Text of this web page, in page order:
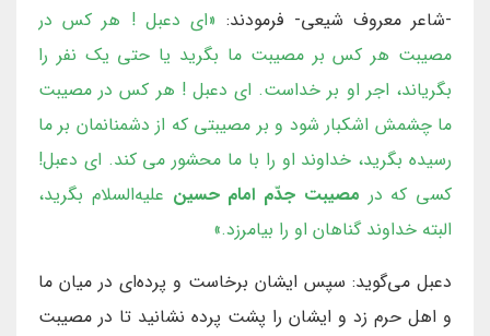
-شاعر معروف شیعی- فرمودند: «اى دعبل ! هر كس در
مصيبت هر كس بر مصيبت ما بگريد يا حتى يک نفر را
بگرياند، اجر او بر خداست. اى دعبل ! هر كس در مصيبت
ما چشمش اشكبار شود و بر مصيبتى كه از دشمنانمان بر ما
رسيده بگريد، خداوند او را با ما محشور مى كند. ای دعبل!
کسی که در مصیبت جدّم امام حسین علیه‌السلام بگرید،
البته خداوند گناهان او را بیامرزد.»
دعبل می‌گوید: سپس ایشان برخاست و پرده‌ای در میان ما
و اهل حرم زد و ایشان را پشت پرده نشانید تا در مصیبت